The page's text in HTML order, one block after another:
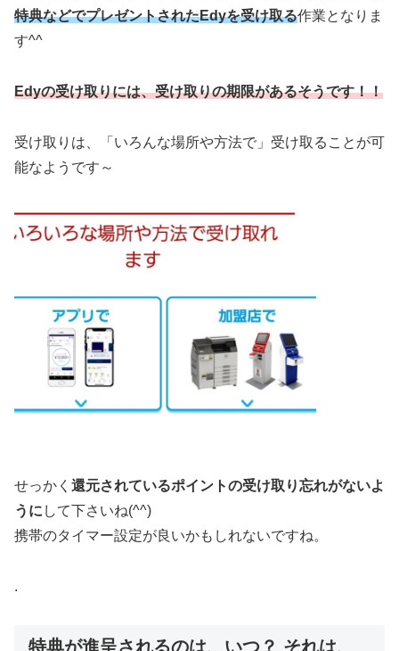
特典などでプレゼントされたEdyを受け取る作業となりま
す^^
Edyの受け取りには、受け取りの期限があるそうです！！
受け取りは、「いろんな場所や方法で」受け取ることが可
能なようです～
せっかく 還元されているポイントの受け取り忘れがないよ
うに して下さいね(^^)
携帯のタイマー設定が良いかもしれないですね。
.
特典が進呈されるのは、いつ？ それは、